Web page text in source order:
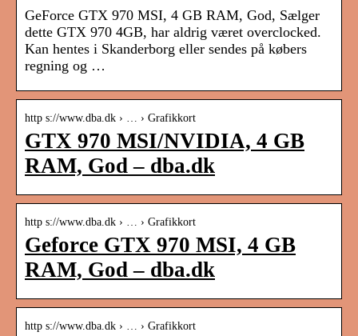
GeForce GTX 970 MSI, 4 GB RAM, God, Sælger
dette GTX 970 4GB, har aldrig været overclocked.
Kan hentes i Skanderborg eller sendes på købers
regning og …
http s://www.dba.dk › … › Grafikkort
GTX 970 MSI/NVIDIA, 4 GB
RAM, God – dba.dk
http s://www.dba.dk › … › Grafikkort
Geforce GTX 970 MSI, 4 GB
RAM, God – dba.dk
http s://www.dba.dk › … › Grafikkort